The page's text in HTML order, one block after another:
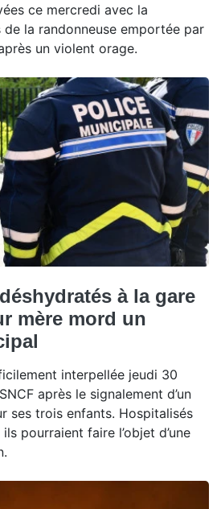
ce mercredi avec la
la randonneuse emportée par
un violent orage.
à la gare
mère mord un
interpellée jeudi 30
après le signalement d’un
ses trois enfants. Hospitalisés
pourraient faire l’objet d’une